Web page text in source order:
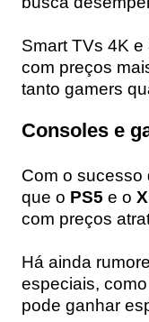
Smart TVs 4K
com preços
tanto gamers
Consoles e
Com o sucesso
que o PS5 e o
com preços
Há ainda
especiais,
pode ganhar